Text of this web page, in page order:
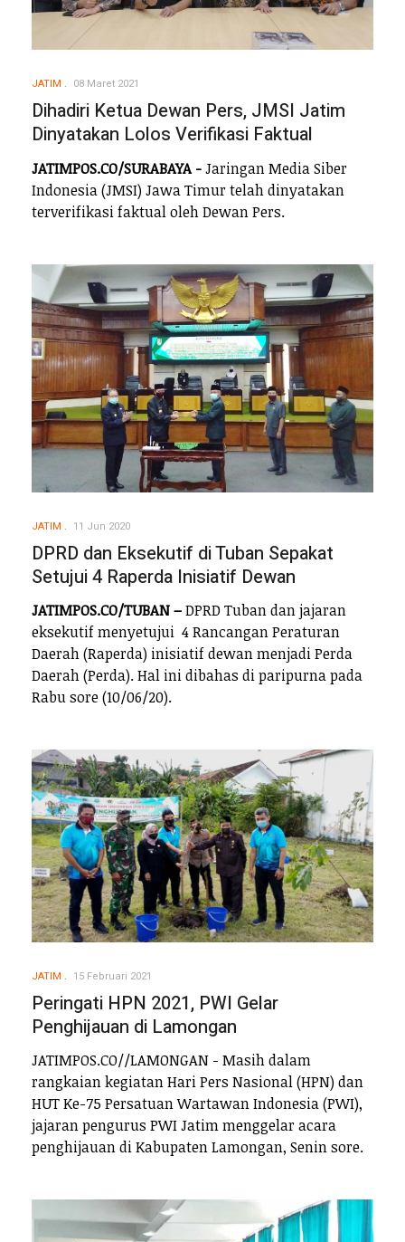
JATIM 08 Maret 2021
Dihadiri Ketua Dewan Pers, JMSI Jatim
Dinyatakan Lolos Verifikasi Faktual
JATIMPOS.CO/SURABAYA -Jaringan Media Siber
Indonesia (JMSI) Jawa Timur telah dinyatakan
terverifikasi faktual oleh Dewan Pers.
JATIM 11 Jun 2020
DPRD dan Eksekutif di Tuban Sepakat
Setujui 4 Raperda Inisiatif Dewan
JATIMPOS.CO/TUBAN –DPRD Tuban dan jajaran
eksekutif menyetujui 4 Rancangan Peraturan
Daerah (Raperda) inisiatif dewan menjadi Perda
Daerah (Perda). Hal ini dibahas di paripurna pada
Rabu sore (10/06/20).
JATIM 15 Februari 2021
Peringati HPN 2021, PWI Gelar
Penghijauan di Lamongan
JATIMPOS.CO//LAMONGAN - Masih dalam
rangkaian kegiatan Hari Pers Nasional (HPN) dan
HUT Ke-75 Persatuan Wartawan Indonesia (PWI),
jajaran pengurus PWI Jatim menggelar acara
penghijauan di Kabupaten Lamongan, Senin sore.